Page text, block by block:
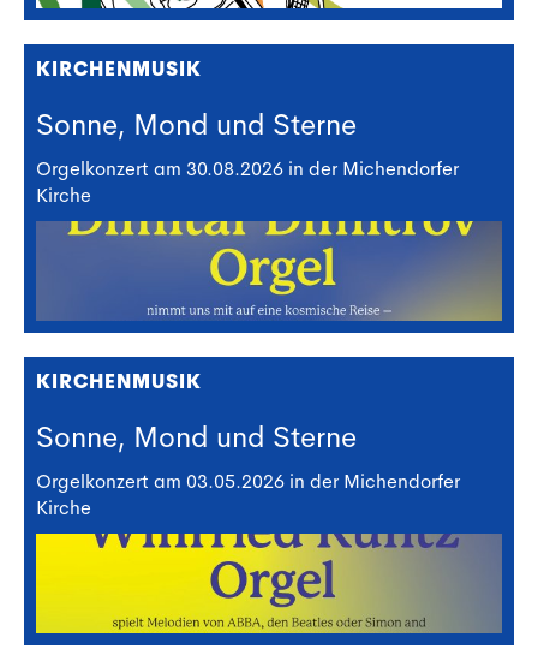
KIRCHENMUSIK
Sonne, Mond und Sterne
Orgelkonzert am 30.08.2026 in der Michendorfer
Kirche
KIRCHENMUSIK
Sonne, Mond und Sterne
Orgelkonzert am 03.05.2026 in der Michendorfer
Kirche